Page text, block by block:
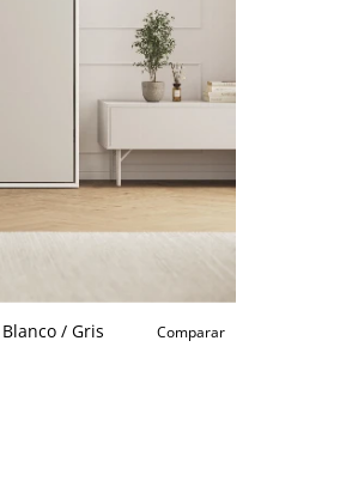
/ Gris
Comparar